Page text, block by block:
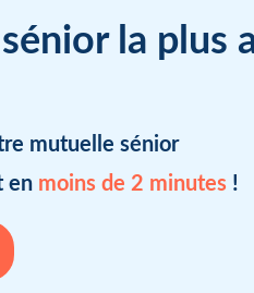
la plus
mutuelle sénior
en moins de 2 minutes !